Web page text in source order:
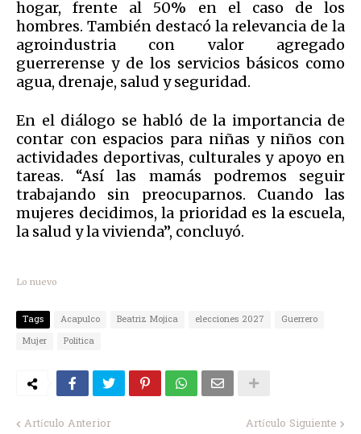
hogar, frente al 50% en el caso de los
hombres. También destacó la relevancia de la
agroindustria con valor agregado
guerrerense y de los servicios básicos como
agua, drenaje, salud y seguridad.
En el diálogo se habló de la importancia de
contar con espacios para niñas y niños con
actividades deportivas, culturales y apoyo en
tareas. “Así las mamás podremos seguir
trabajando sin preocuparnos. Cuando las
mujeres decidimos, la prioridad es la escuela,
la salud y la vivienda”, concluyó.
Lo nuevo
Tags Acapulco Beatriz Mojica elecciones 2027
Guerrero
Mujer
Politica
Artículo Anterior Artículo Siguiente